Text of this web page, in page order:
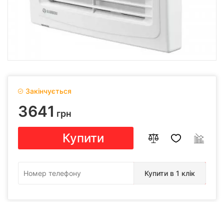
Закінчується
3641 грн
Купити
Купити в 1 клік